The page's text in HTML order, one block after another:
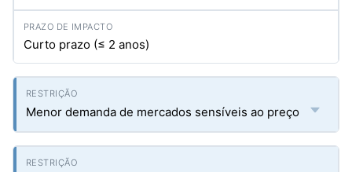
Curto prazo (≤ 2 anos)
Menor demanda de mercados sensíveis ao preço